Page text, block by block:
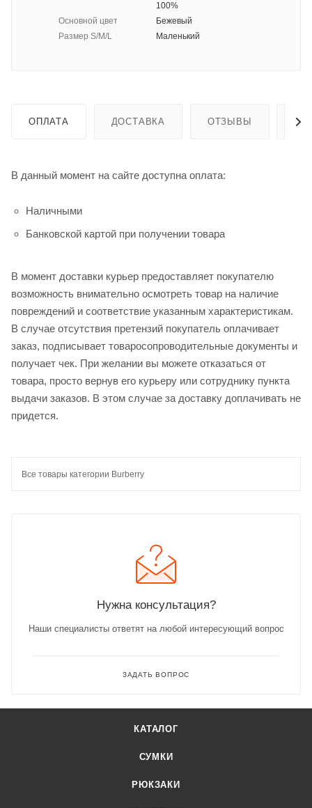
100%
Основной цвет
Бежевый
Размер S/M/L
Маленький
ОПЛАТА ДОСТАВКА ОТЗЫВЫ
В данный момент на сайте доступна оплата:
Наличными
Банковской картой при получении товара
В момент доставки курьер предоставляет покупателю
возможность внимательно осмотреть товар на наличие
повреждений и соответствие указанным характеристикам.
В случае отсутствия претензий покупатель оплачивает
заказ, подписывает товаросопроводительные документы и
получает чек. При желании вы можете отказаться от
товара, просто вернув его курьеру или сотруднику пункта
выдачи заказов. В этом случае за доставку доплачивать не
придется.
Все товары категории Burberry
Нужна консультация?
Наши специалисты ответят на любой интересующий вопрос
ЗАДАТЬ ВОПРОС
КАТАЛОГ
СУМКИ
РЮКЗАКИ